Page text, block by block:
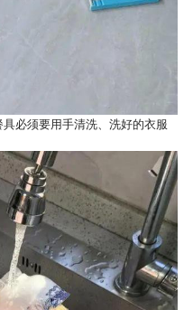
必须要用手清洗、洗好的衣服